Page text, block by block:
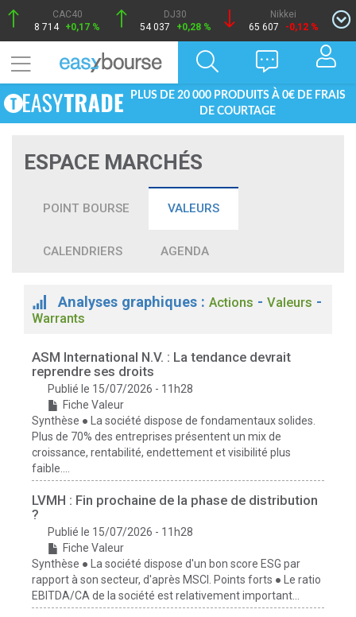
CAC40
8 714 +0,17 %
DJ30
54 037
+0,28 %
Nikkei
65 607
-0,12 %
PLUS DE 20 000 PRODUITS À 0€ DE FRAIS
DE COURTAGE
ESPACE MARCHÉS
POINT BOURSE VALEURS
CALENDRIERS AGENDA
Analyses graphiques : Actions - Valeurs -
Warrants
ASM International N.V. : La tendance devrait
reprendre ses droits
Publié le 15/07/2026 - 11h28
Fiche Valeur
Synthèse ● La société dispose de fondamentaux solides.
Plus de 70% des entreprises présentent un mix de
croissance, rentabilité, endettement et visibilité plus
faible....
LVMH : Fin prochaine de la phase de distribution
?
Publié le 15/07/2026 - 11h28
Fiche Valeur
Synthèse ● La société dispose d'un bon score ESG par
rapport à son secteur, d'après MSCI. Points forts ● Le ratio
EBITDA/CA de la société est relativement important...